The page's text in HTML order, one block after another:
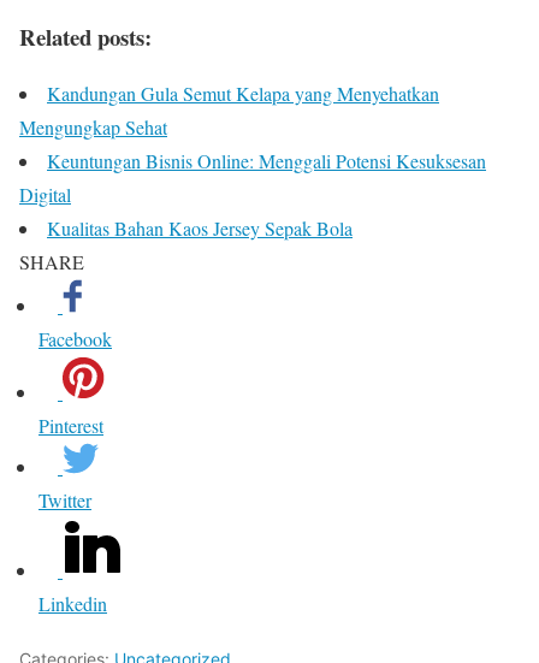
Related posts:
Kandungan Gula Semut Kelapa yang Menyehatkan
Mengungkap Sehat
Keuntungan Bisnis Online: Menggali Potensi Kesuksesan
Digital
Kualitas Bahan Kaos Jersey Sepak Bola
SHARE
Facebook
Pinterest
Twitter
Linkedin
Categories: Uncategorized